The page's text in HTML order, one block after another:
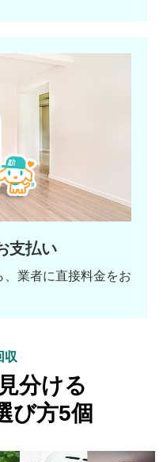
支払い
業者に直接料金をお
収
分ける
び方5個